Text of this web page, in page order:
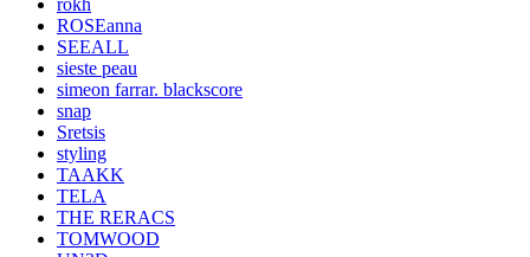
ROSEanna
SEEALL
sieste peau
simeon farrar. blackscore
snap
Sretsis
styling
TAAKK
TELA
THE RERACS
TOMWOOD